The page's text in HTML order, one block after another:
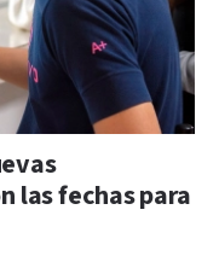
las fechas para